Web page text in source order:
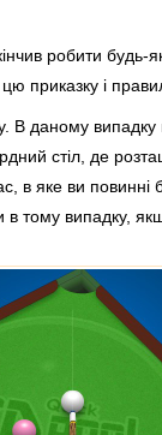
робити
приказку і
В даному
стіл, де
в яке ви повинні
тому випадку,